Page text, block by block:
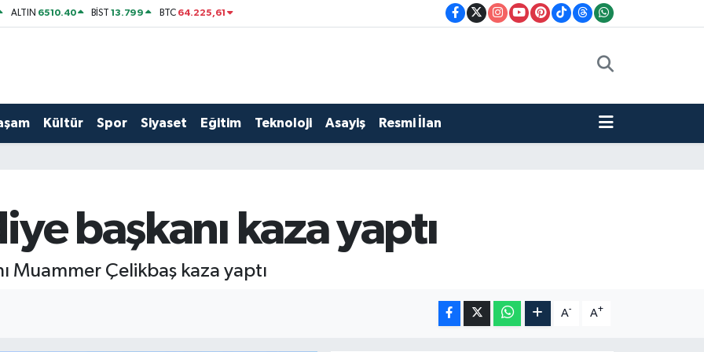
ALTIN 6510.40 BİST13.799 BTC 64.225,61
Kültür Spor Siyaset Eğitim Teknoloji Asayiş Resmi İlan
başkanı kaza yaptı
Muammer Çelikbaş kaza yaptı
A- A+